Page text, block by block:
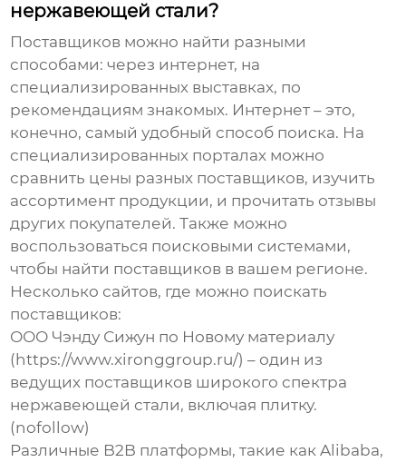
нержавеющей стали?
Поставщиков можно найти разными
способами: через интернет, на
специализированных выставках, по
рекомендациям знакомых. Интернет – это,
конечно, самый удобный способ поиска. На
специализированных порталах можно
сравнить цены разных поставщиков, изучить
ассортимент продукции, и прочитать отзывы
других покупателей. Также можно
воспользоваться поисковыми системами,
чтобы найти поставщиков в вашем регионе.
Несколько сайтов, где можно поискать
поставщиков:
ООО Чэнду Сижун по Новому материалу
(https://www.xironggroup.ru/) – один из
ведущих поставщиков широкого спектра
нержавеющей стали, включая плитку.
(nofollow)
Различные B2B платформы, такие как Alibaba,